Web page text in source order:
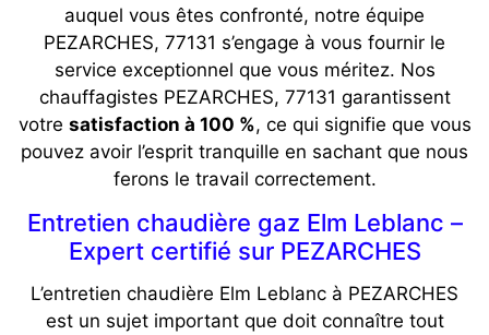
auquel vous êtes confronté, notre équipe
PEZARCHES, 77131 s’engage à vous fournir le
service exceptionnel que vous méritez. Nos
chauffagistes PEZARCHES, 77131 garantissent
votre satisfaction à 100 %, ce qui signifie que vous
pouvez avoir l’esprit tranquille en sachant que nous
ferons le travail correctement.
Entretien chaudière gaz Elm Leblanc –
Expert certifié sur PEZARCHES
L’entretien chaudière Elm Leblanc à PEZARCHES
est un sujet important que doit connaître tout